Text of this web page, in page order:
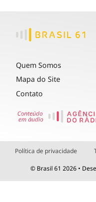
Quem Somos
Mapa do Site
Contato
Política de privacidade
© Brasil 61 2026 •